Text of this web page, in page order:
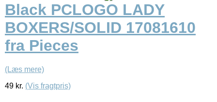
Black PCLOGO LADY
BOXERS/SOLID 17081610
fra Pieces
(Læs mere)
49 kr. (Vis fragtpris)